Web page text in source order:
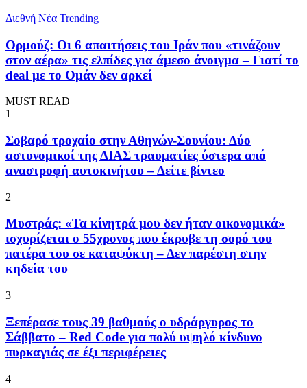
Διεθνή Νέα Trending
Ορμούζ: Οι 6 απαιτήσεις του Ιράν που «τινάζουν
στον αέρα» τις ελπίδες για άμεσο άνοιγμα – Γιατί το
deal με το Ομάν δεν αρκεί
MUST READ
1
Σοβαρό τροχαίο στην Αθηνών-Σουνίου: Δύο
αστυνομικοί της ΔΙΑΣ τραυματίες ύστερα από
αναστροφή αυτοκινήτου – Δείτε βίντεο
2
Μυστράς: «Τα κίνητρά μου δεν ήταν οικονομικά»
ισχυρίζεται ο 55χρονος που έκρυβε τη σορό του
πατέρα του σε καταψύκτη – Δεν παρέστη στην
κηδεία του
3
Ξεπέρασε τους 39 βαθμούς ο υδράργυρος το
Σάββατο – Red Code για πολύ υψηλό κίνδυνο
πυρκαγιάς σε έξι περιφέρειες
4